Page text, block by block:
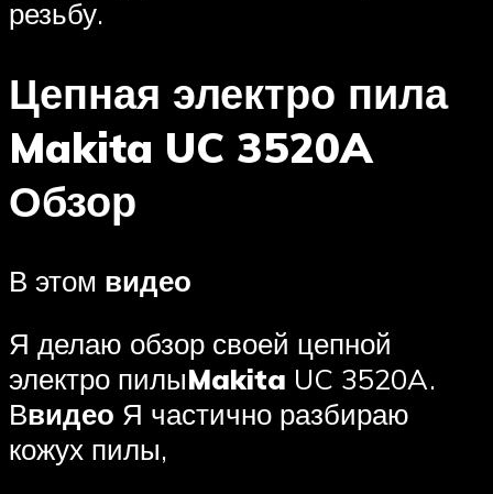
резьбу.
Цепная электро пила
Makita UC 3520A
Обзор
В этом видео
Я делаю обзор своей цепной
электро пилыMakita UC 3520A.
Ввидео Я частично разбираю
кожух пилы,